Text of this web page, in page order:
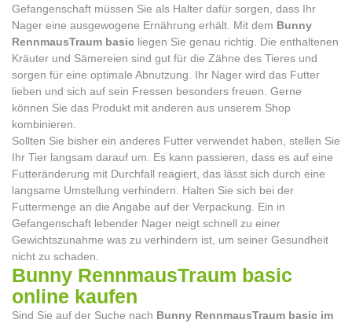
Gefangenschaft müssen Sie als Halter dafür sorgen, dass Ihr
Nager eine ausgewogene Ernährung erhält. Mit dem Bunny
RennmausTraum basic liegen Sie genau richtig. Die enthaltenen
Kräuter und Sämereien sind gut für die Zähne des Tieres und
sorgen für eine optimale Abnutzung. Ihr Nager wird das Futter
lieben und sich auf sein Fressen besonders freuen. Gerne
können Sie das Produkt mit anderen aus unserem Shop
kombinieren.
Sollten Sie bisher ein anderes Futter verwendet haben, stellen Sie
Ihr Tier langsam darauf um. Es kann passieren, dass es auf eine
Futteränderung mit Durchfall reagiert, das lässt sich durch eine
langsame Umstellung verhindern. Halten Sie sich bei der
Futtermenge an die Angabe auf der Verpackung. Ein in
Gefangenschaft lebender Nager neigt schnell zu einer
Gewichtszunahme was zu verhindern ist, um seiner Gesundheit
nicht zu schaden.
Bunny RennmausTraum basic
online kaufen
Sind Sie auf der Suche nach Bunny RennmausTraum basic im